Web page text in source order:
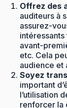
Offrez des
auditeurs à
assurez-
avant-
etc. Cela
audience et
Soyez
important
l’utilisation
renforcer la